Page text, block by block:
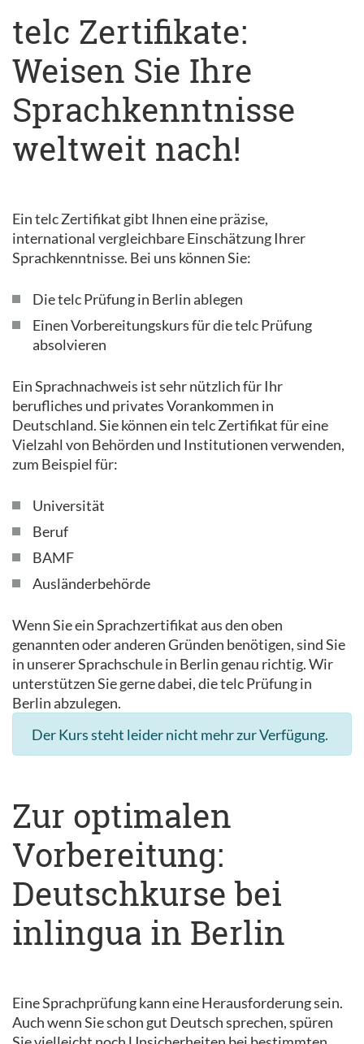
telc Zertifikate:
Weisen Sie Ihre
Sprachkenntnisse
weltweit nach!
Ein telc Zertifikat gibt Ihnen eine präzise,
international vergleichbare Einschätzung Ihrer
Sprachkenntnisse. Bei uns können Sie:
Die telc Prüfung in Berlin ablegen
Einen Vorbereitungskurs für die telc Prüfung
absolvieren
Ein Sprachnachweis ist sehr nützlich für Ihr
berufliches und privates Vorankommen in
Deutschland. Sie können ein telc Zertifikat für eine
Vielzahl von Behörden und Institutionen verwenden,
zum Beispiel für:
Universität
Beruf
BAMF
Ausländerbehörde
Wenn Sie ein Sprachzertifikat aus den oben
genannten oder anderen Gründen benötigen, sind Sie
in unserer Sprachschule in Berlin genau richtig. Wir
unterstützen Sie gerne dabei, die telc Prüfung in
Berlin abzulegen.
Der Kurs steht leider nicht mehr zur Verfügung.
Zur optimalen
Vorbereitung:
Deutschkurse bei
inlingua in Berlin
Eine Sprachprüfung kann eine Herausforderung sein.
Auch wenn Sie schon gut Deutsch sprechen, spüren